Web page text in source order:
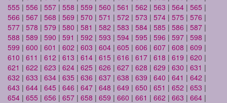
555 | 556 | 557 | 558 | 559 | 560 | 561 | 562 | 563 | 564 | 565 |
566 | 567 | 568 | 569 | 570 | 571 | 572 | 573 | 574 | 575 | 576 |
577 | 578 | 579 | 580 | 581 | 582 | 583 | 584 | 585 | 586 | 587 |
588 | 589 | 590 | 591 | 592 | 593 | 594 | 595 | 596 | 597 | 598 |
599 | 600 | 601 | 602 | 603 | 604 | 605 | 606 | 607 | 608 | 609 |
610 | 611 | 612 | 613 | 614 | 615 | 616 | 617 | 618 | 619 | 620 |
621 | 622 | 623 | 624 | 625 | 626 | 627 | 628 | 629 | 630 | 631 |
632 | 633 | 634 | 635 | 636 | 637 | 638 | 639 | 640 | 641 | 642 |
643 | 644 | 645 | 646 | 647 | 648 | 649 | 650 | 651 | 652 | 653 |
654 | 655 | 656 | 657 | 658 | 659 | 660 | 661 | 662 | 663 | 664 |